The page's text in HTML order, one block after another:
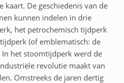
kaart. De geschiedenis van de
kunnen indelen in drie
het petrochemisch tijdperk
(of emblematisch: de
het stoomtijdperk werd de
revolutie maakt van
Omstreeks de jaren dertig